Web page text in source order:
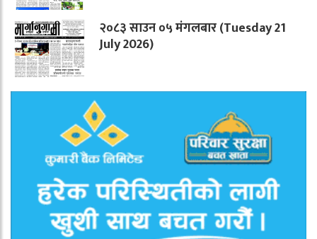
२०८३ साउन ०५ मंगलबार (Tuesday 21
July 2026)